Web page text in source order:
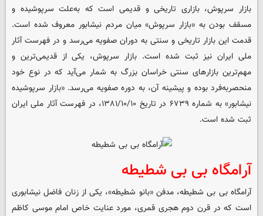
بازار سرپوش، بازاری تاریخی و قدیمی است که به‌علت سرپوشیده و
مسقف بودن به «بازار سرپوش» میان مردم نیشابور معروف شده است.
قدمت این بازار تاریخی و سنتی به دوران صفویه می‌رسد و در فهرست آثار
ملی ایران نیز ثبت شده است. بازار سرپوش، یکی از قدیمی‌ترین و
مهم‌ترین بازارهای سنتی خراسان بزرگ به شمار می‌آید که در نوع خود
منحصربه‌فرد بوده و پیشینه آن، به دوره صفویه می‌رسد. «بازار سرپوشیده
نیشابور» به شماره ۶۷۳۹ در تاریخ ۱۳۸۱/۱۰/۱۰، در فهرست آثار ملی ایران
ثبت شده است.
آرامگاه بی‌ بی شطیطه
آرامگاه بی بی شطیطه، مدفن «بانو شطیطه»، یکی از زنان فاضل نیشابوری
است که در قرن دوم هجری قمری، مورد عنایت خاص امام موسی کاظم